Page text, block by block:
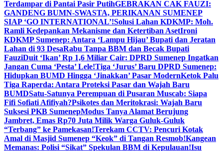
Terdampar di Pantai Pasir PutihGEBRAKAN CAK FAUZI:
GANDENG BUMN-SWASTA, PERIKANAN SUMENEP
SIAP ‘GO INTERNATIONAL’!Solusi Lahan KDKMP: Moh.
Ramli Kedepankan Mekanisme dan Ketertiban AsetIroni
KDKMP Sumenep: Antara ‘Lampu Hijau’ Bupati dan Jeratan
Lahan di 93 DesaRabu Tanpa BBM dan Becak Bupati
FauziDuit ‘Ikan’ Rp 1,6 Miliar Cair: DPRD Sumenep Ingatkan
Jangan Cuma ‘Pesta’ Lele!Tiga ‘Jurus’ Baru DPRD Sumenep:
Hidupkan BUMD Hingga ‘Jinakkan’ Pasar ModernKetok Palu
Tiga Raperda: Antara Proteksi Pasar dan Wajah Baru
BUMDSatu-Satunya Perempuan di Pusaran Muscab: Siapa
Fifi Sofiati Afifiyah?Psikotes dan Meritokrasi: Wajah Baru
Suksesi PKB SumenepModus Tanya Alamat Berujung
Jambret, Emas Rp70 Juta Milik Warga Guluk-Guluk
“Terbang” ke Pamekasan!Terekam CCTV: Pencuri Kotak
Amal di Masjid Sumenep “Keok” di Tangan Resmob!Kangean
Memanas: Polisi “Sikat” Spekulan BBM di Kepulauan!Isu